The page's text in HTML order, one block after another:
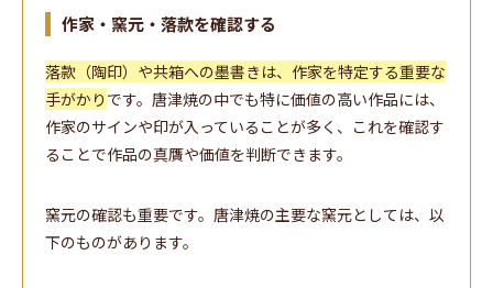
作家・窯元・落款を確認する
落款（陶印）や共箱への墨書きは、作家を特定する重要な
手がかり です。唐津焼の中でも特に価値の高い作品には、
作家のサインや印が入っていることが多く、これを確認す
ることで作品の真贋や価値を判断できます。
窯元の確認も重要です。唐津焼の主要な窯元としては、以
下のものがあります。